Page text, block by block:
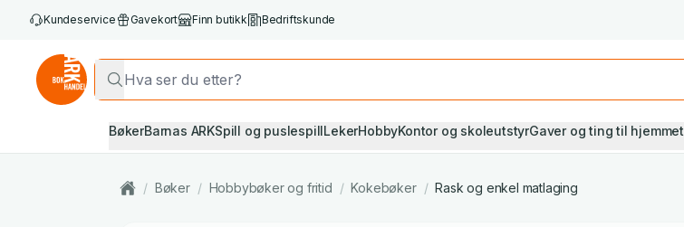
Kundeservice Gavekort Finn butikk Bedriftskunde
BøkerBarnas ARKSpill og puslespillLekerHobbyKontor og skoleutstyrGaver og ting til hjemmet
/ Bøker / Hobbybøker og fritid / Kokebøker / Rask og enkel matlaging